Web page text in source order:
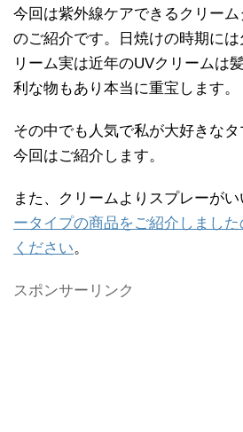
今回は紫外線ケアできるクリー
のご紹介です。日焼けの時期に
リーム実は近年のUVクリームは
利な物もあり本当に重宝します。
その中でも人気で私が大好きな
今回はご紹介します。
また、クリームよりスプレーが
ータイプの商品をご紹介しまし
ください。
スポンサーリンク